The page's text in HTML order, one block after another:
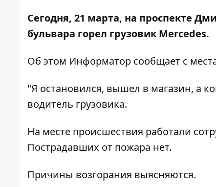
Сегодня, 21 марта, на проспекте
бульвара горел грузовик Merсedes.
Об этом Информатор сообщает с
"Я остановился, вышел в магазин, а
водитель грузовика.
На месте происшествия работали
Пострадавших от пожара нет.
Причины возгорания выясняются.